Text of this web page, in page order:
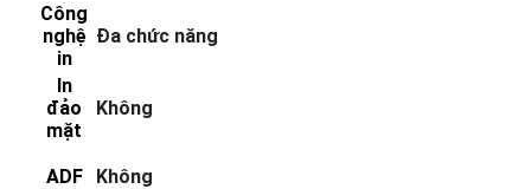
Công
nghệ
in
Đa chức năng
In
đảo
mặt
Không
ADF Không